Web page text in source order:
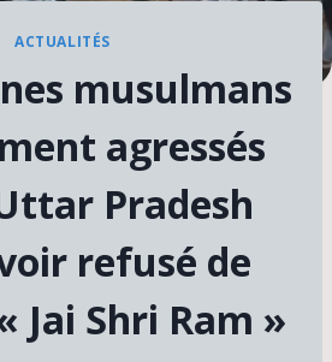
ACTUALITÉS
musulmans
agressés
Pradesh
refusé de
Jai Shri Ram »